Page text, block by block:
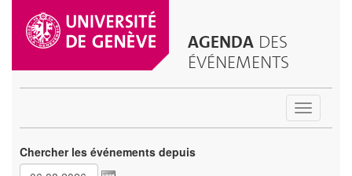
AGENDA DES
ÉVÉNEMENTS
Toggle
Chercher les événements depuis